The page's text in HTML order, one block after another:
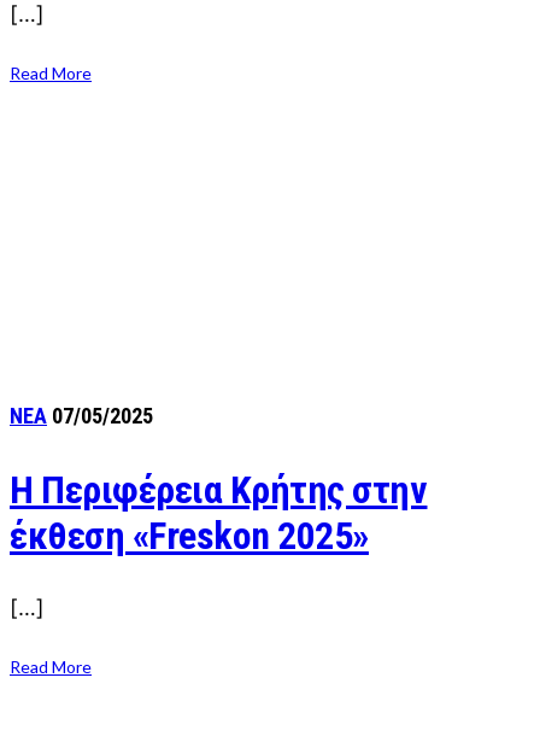
[…]
Read More
ΝΕΑ 07/05/2025
H Περιφέρεια Κρήτης στην
έκθεση «Freskon 2025»
[…]
Read More